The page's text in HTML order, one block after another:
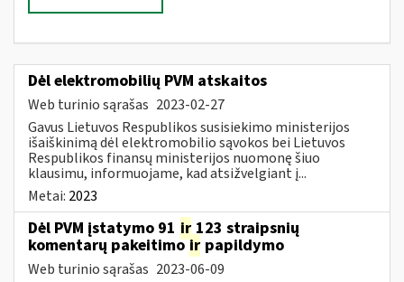
Dėl elektromobilių PVM atskaitos
Web turinio sąrašas 2023-02-27
Gavus Lietuvos Respublikos susisiekimo ministerijos
išaiškinimą dėl elektromobilio sąvokos bei Lietuvos
Respublikos finansų ministerijos nuomonę šiuo
klausimu, informuojame, kad atsižvelgiant į...
Metai: 2023
Dėl PVM įstatymo 91 ir 123 straipsnių
komentarų pakeitimoir papildymo
Web turinio sąrašas 2023-06-09